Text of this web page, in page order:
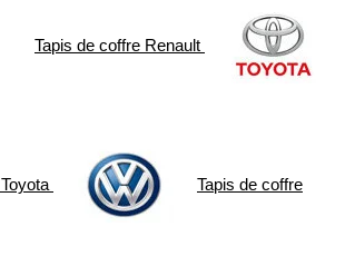
Tapis de coffre Renault
Toyota Tapis de coffre